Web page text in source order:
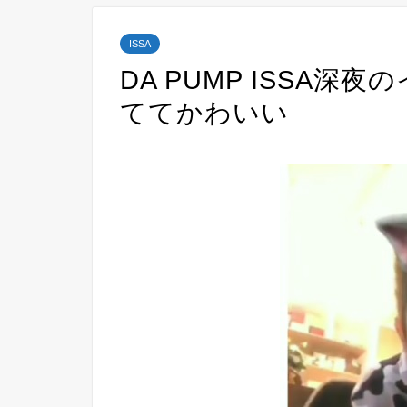
ISSA
DA PUMP ISSA深夜
ててかわいい